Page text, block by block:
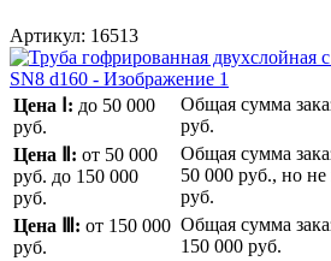
Артикул: 16513
Цена Ⅰ: до 50 000
руб.
Общая сумма
руб.
Цена Ⅱ: от 50 000
руб. до 150 000
руб.
Общая сумма
50 000 руб., но
руб.
Цена Ⅲ: от 150 000
руб.
Общая сумма
150 000 руб.